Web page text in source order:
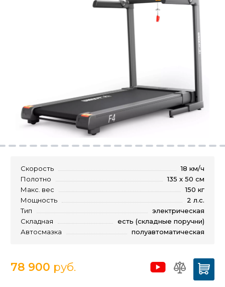
Скорость
18 км/ч
Полотно
135 x 50 см
Макс. вес
150 кг
Мощность
2 л.с.
Тип
электрическая
Складная
есть (складные поручни)
Автосмазка
полуавтоматическая
78 900 руб.